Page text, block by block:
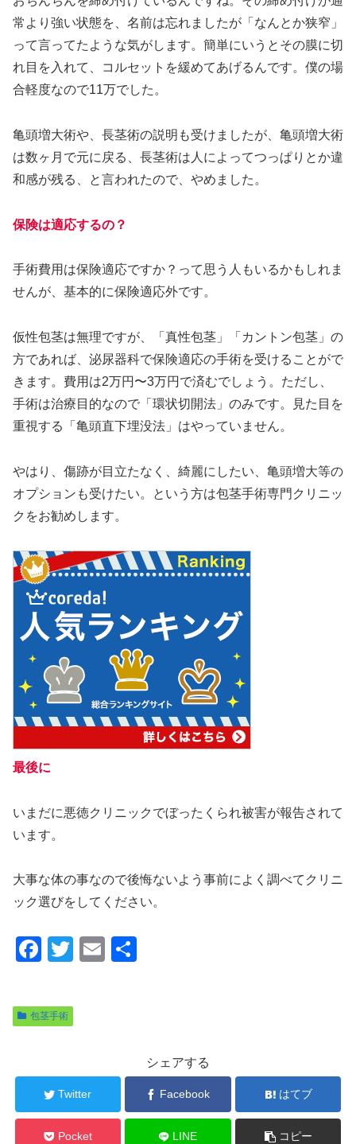
常より強い状態を、名前は忘れましたが「なんとか狭窄」
って言ってたような気がします。簡単にいうとその膜に切
れ目を入れて、コルセットを緩めてあげるんです。僕の場
合軽度なので11万でした。
亀頭増大術や、長茎術の説明も受けましたが、亀頭増大術
は数ヶ月で元に戻る、長茎術は人によってつっぱりとか違
和感が残る、と言われたので、やめました。
保険は適応するの？
手術費用は保険適応ですか？って思う人もいるかもしれま
せんが、基本的に保険適応外です。
仮性包茎は無理ですが、「真性包茎」「カントン包茎」の
方であれば、泌尿器科で保険適応の手術を受けることがで
きます。費用は2万円〜3万円で済むでしょう。ただし、
手術は治療目的なので「環状切開法」のみです。見た目を
重視する「亀頭直下埋没法」はやっていません。
やはり、傷跡が目立たなく、綺麗にしたい、亀頭増大等の
オプションも受けたい。という方は包茎手術専門クリニッ
クをお勧めします。
最後に
いまだに悪徳クリニックでぼったくられ被害が報告されて
います。
大事な体の事なので後悔ないよう事前によく調べてクリニ
ック選びをしてください。
F
c
e
o
o
k
T
E
包茎手術
シェアする
Twitter Facebook はてブ
Pocket LINE コピー